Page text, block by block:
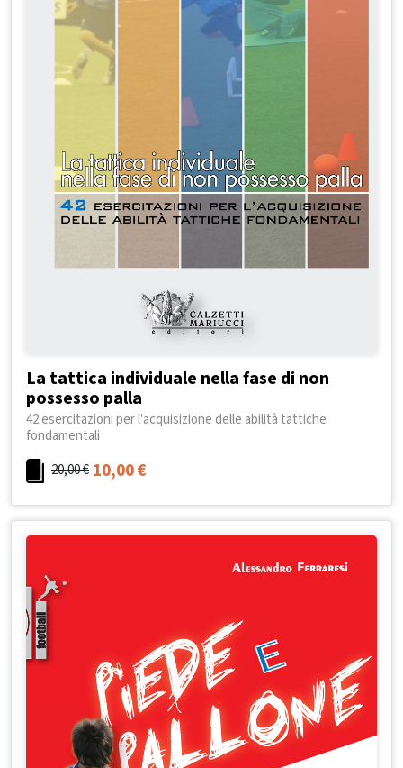
La tattica individuale nella fase di non
possesso palla
42 esercitazioni per l'acquisizione delle abilità tattiche
fondamentali
20,00€ 10,00€